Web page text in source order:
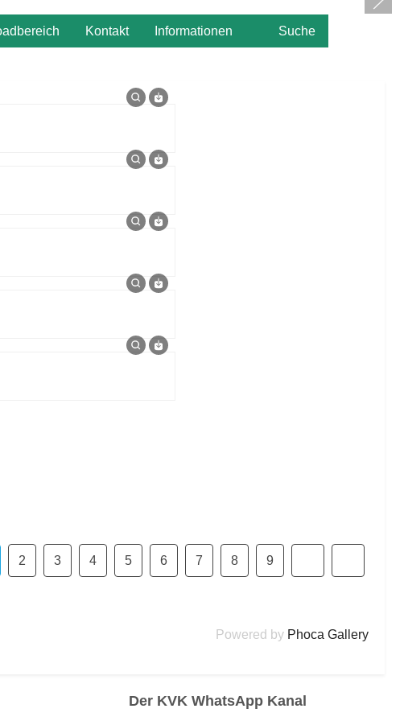
Kontakt Informationen Suche
2 3 4 5 6 7 8 9
Powered by Phoca Gallery
Der KVK WhatsApp Kanal